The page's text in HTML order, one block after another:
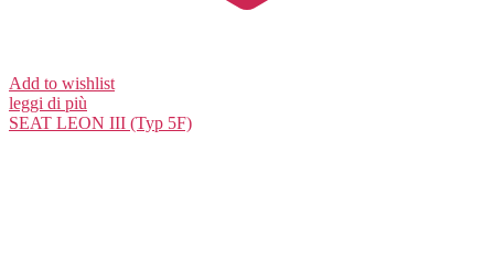
Add to wishlist
leggi di più
SEAT LEON III (Typ 5F)